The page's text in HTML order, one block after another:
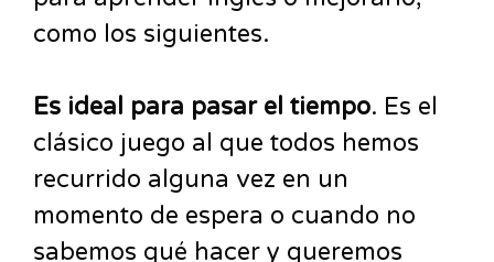
como los siguientes.
Es ideal para pasar el tiempo. Es el
clásico juego al que todos hemos
recurrido alguna vez en un
momento de espera o cuando no
sabemos qué hacer y queremos